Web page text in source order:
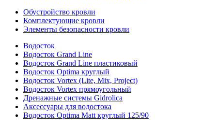
Обустройство кровли
Комплектующие кровли
Элементы безопасности кровли
Водосток
Водосток Grand Line
Водосток Grand Line пластиковый
Водосток Optima круглый
Водосток Vortex (Lite, Mix, Project)
Водосток Vortex прямоугольный
Дренажные системы Gidrolica
Аксессуары для водостока
Водосток Optima Matt круглый 125/90